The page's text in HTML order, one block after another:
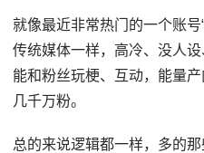
就像最近非常热门的一个账
传统媒体一样，高冷、没人
能和粉丝玩梗、互动，能量
几千万粉。
总的来说逻辑都一样，多的